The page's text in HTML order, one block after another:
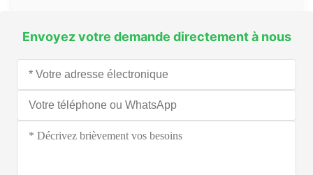
Envoyez votre demande directement à nous